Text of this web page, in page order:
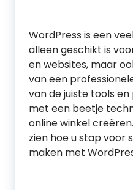
WordPress is een
alleen geschikt is
en websites, maar
van een
van de juiste tools
met een beetje
online winkel
zien hoe u stap voor
maken met